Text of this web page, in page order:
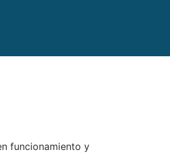
funcionamiento y